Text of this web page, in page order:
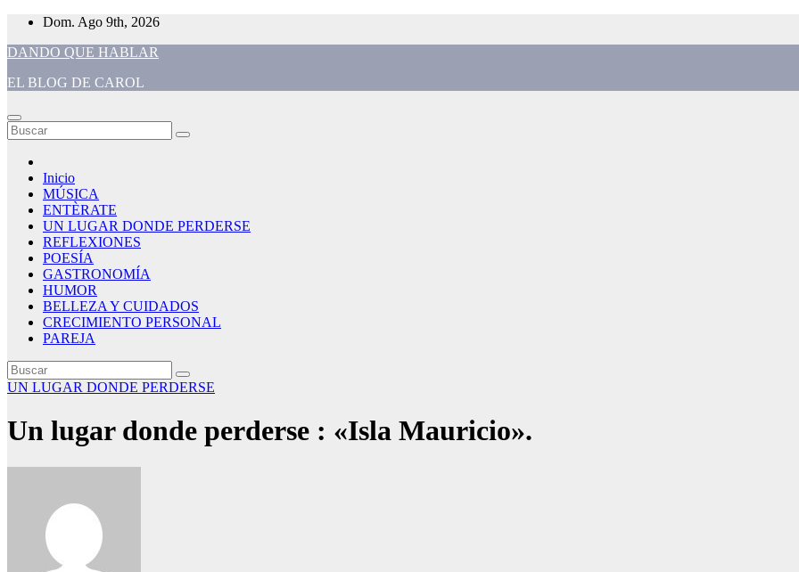
Saltar
contenido
Dom. Ago 9th, 2026
DANDO QUE HABLAR
EL BLOG DE CAROL
Inicio
MÚSICA
ENTÈRATE
UN LUGAR DONDE PERDERSE
REFLEXIONES
POESÍA
GASTRONOMÍA
HUMOR
BELLEZA Y CUIDADOS
CRECIMIENTO PERSONAL
PAREJA
UN LUGAR DONDE PERDERSE
Un lugar donde perderse : «Isla Mauricio».